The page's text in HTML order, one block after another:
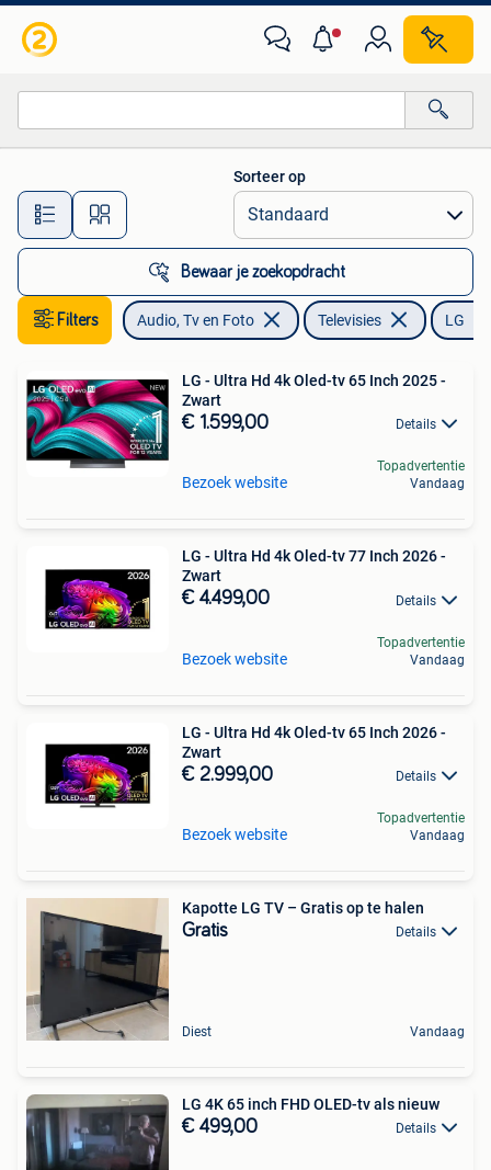
Alle afstanden…
Sorteer op
Bewaar je zoekopdracht
Filters Audio, Tv en Foto Televisies LG
LG - Ultra Hd 4k Oled-tv 65 Inch 2025 -
Zwart
€ 1.599,00 Details
Bezoek website
Topadvertentie
Vandaag
LG - Ultra Hd 4k Oled-tv 77 Inch 2026 -
Zwart
€ 4.499,00 Details
Bezoek website
Topadvertentie
Vandaag
LG - Ultra Hd 4k Oled-tv 65 Inch 2026 -
Zwart
€ 2.999,00 Details
Bezoek website
Topadvertentie
Vandaag
Kapotte LG TV – Gratis op te halen
Gratis Details
Diest Vandaag
LG 4K 65 inch FHD OLED-tv als nieuw
€ 499,00 Details